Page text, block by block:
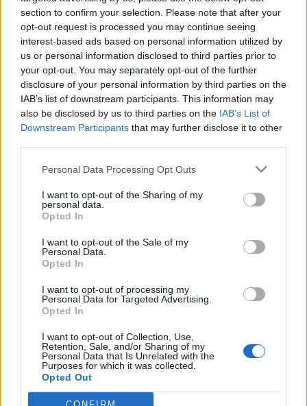
section to confirm your selection. Please note that after your
opt-out request is processed you may continue seeing
interest-based ads based on personal information utilized by
us or personal information disclosed to third parties prior to
your opt-out. You may separately opt-out of the further
disclosure of your personal information by third parties on the
IAB’s list of downstream participants. This information may
also be disclosed by us to third parties on the IAB’s List of
Downstream Participants that may further disclose it to other
Personal Data Processing Opt Outs
I want to opt-out of the Sharing of my
personal data.
Opted In
I want to opt-out of the Sale of my
Personal Data.
Opted In
I want to opt-out of processing my
Personal Data for Targeted Advertising.
Opted In
I want to opt-out of Collection, Use,
Retention, Sale, and/or Sharing of my
Personal Data that Is Unrelated with the
Purposes for which it was collected.
Opted Out
CONFIRM
Περιφέρεια αποκτά ένα πρωτοποριακό ψηφιακό
εργαλείο λογοδοσίας»
6 Αυγούστου 2026
Δήμος Αθηναίων: 43 σχολικές αυλές γίνονται πιο
πράσινες και πιο δροσερές
5 Αυγούστου 2026
ΥΠΕΝ: Διευρύνεται ο κατάλογος των
Προστατευόμενων Τοπίων σε 12
4 Αυγούστου 2026
Λάβετε όλα τα τελευταία νέα από τον χώρο της Πολιτικής
Προστασίας, του ESG, του Green Business και των ΟΤΑ
Συμφωνώ με την Πολιτική Δεδομένων